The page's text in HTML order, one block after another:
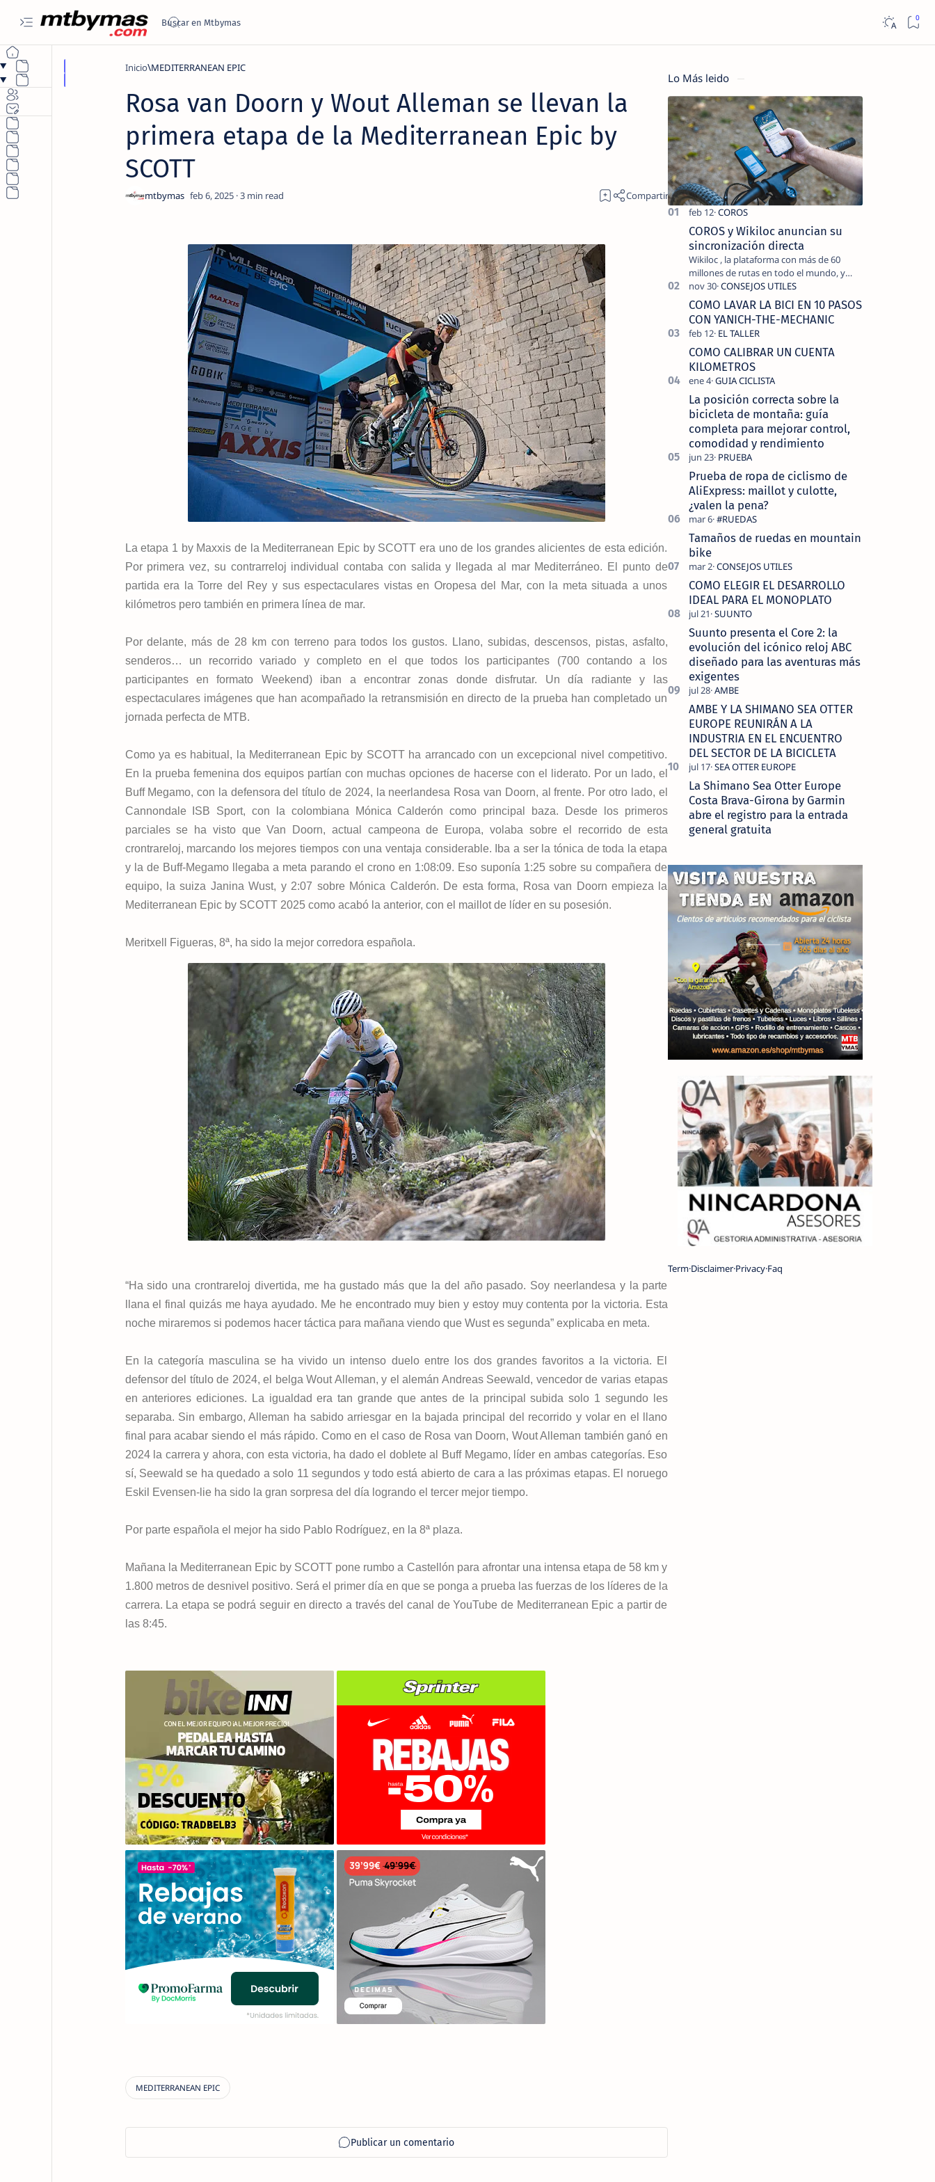
Inicio MEDITERRANEAN EPIC
Rosa van Doorn y Wout Alleman se llevan la
primera etapa de la Mediterranean Epic by
SCOTT
3
La etapa 1 by Maxxis de la Mediterranean Epic by SCOTT era uno de los grandes alicientes de esta edición.
Por primera vez, su contrarreloj individual contaba con salida y llegada al mar Mediterráneo. El punto de
partida era la Torre del Rey y sus espectaculares vistas en Oropesa del Mar, con la meta situada a unos
kilómetros pero también en primera línea de mar.
Por delante, más de 28 km con terreno para todos los gustos. Llano, subidas, descensos, pistas, asfalto,
senderos… un recorrido variado y completo en el que todos los participantes (700 contando a los
participantes en formato Weekend) iban a encontrar zonas donde disfrutar. Un día radiante y las
espectaculares imágenes que han acompañado la retransmisión en directo de la prueba han completado un
jornada perfecta de MTB.
Como ya es habitual, la Mediterranean Epic by SCOTT ha arrancado con un excepcional nivel competitivo.
En la prueba femenina dos equipos partían con muchas opciones de hacerse con el liderato. Por un lado, el
Buff Megamo, con la defensora del título de 2024, la neerlandesa Rosa van Doorn, al frente. Por otro lado, el
Cannondale ISB Sport, con la colombiana Mónica Calderón como principal baza. Desde los primeros
parciales se ha visto que Van Doorn, actual campeona de Europa, volaba sobre el recorrido de esta
crontrareloj, marcando los mejores tiempos con una ventaja considerable. Iba a ser la tónica de toda la etapa
y la de Buff-Megamo llegaba a meta parando el crono en 1:08:09. Eso suponía 1:25 sobre su compañera de
equipo, la suiza Janina Wust, y 2:07 sobre Mónica Calderón. De esta forma, Rosa van Doorn empieza la
Mediterranean Epic by SCOTT 2025 como acabó la anterior, con el maillot de líder en su posesión.
Meritxell Figueras, 8ª, ha sido la mejor corredora española.
“Ha sido una crontrareloj divertida, me ha gustado más que la del año pasado. Soy neerlandesa y la parte
llana el final quizás me haya ayudado. Me he encontrado muy bien y estoy muy contenta por la victoria. Esta
noche miraremos si podemos hacer táctica para mañana viendo que Wust es segunda” explicaba en meta.
En la categoría masculina se ha vivido un intenso duelo entre los dos grandes favoritos a la victoria. El
defensor del título de 2024, el belga Wout Alleman, y el alemán Andreas Seewald, vencedor de varias etapas
en anteriores ediciones. La igualdad era tan grande que antes de la principal subida solo 1 segundo les
separaba. Sin embargo, Alleman ha sabido arriesgar en la bajada principal del recorrido y volar en el llano
final para acabar siendo el más rápido. Como en el caso de Rosa van Doorn, Wout Alleman también ganó en
2024 la carrera y ahora, con esta victoria, ha dado el doblete al Buff Megamo, líder en ambas categorías. Eso
sí, Seewald se ha quedado a solo 11 segundos y todo está abierto de cara a las próximas etapas. El noruego
Eskil Evensen-lie ha sido la gran sorpresa del día logrando el tercer mejor tiempo.
Por parte española el mejor ha sido Pablo Rodríguez, en la 8ª plaza.
Mañana la Mediterranean Epic by SCOTT pone rumbo a Castellón para afrontar una intensa etapa de 58 km y
1.800 metros de desnivel positivo. Será el primer día en que se ponga a prueba las fuerzas de los líderes de la
carrera. La etapa se podrá seguir en directo a través del canal de YouTube de Mediterranean Epic a partir de
las 8:45.
Lo Más leido
COROS y Wikiloc anuncian su
sincronización directa
Wikiloc , la plataforma con más de 60
millones de rutas en todo el mundo, y
COROS , marca de dispositivos GPS
reconocida mundialmente por su
tecnolo…
COMO LAVAR LA BICI EN 10 PASOS
CON YANICH-THE-MECHANIC
COMO CALIBRAR UN CUENTA
KILOMETROS
La posición correcta sobre la
bicicleta de montaña: guía
completa para mejorar control,
comodidad y rendimiento
Prueba de ropa de ciclismo de
AliExpress: maillot y culotte,
¿valen la pena?
Tamaños de ruedas en mountain
bike
COMO ELEGIR EL DESARROLLO
IDEAL PARA EL MONOPLATO
Suunto presenta el Core 2: la
evolución del icónico reloj ABC
diseñado para las aventuras más
exigentes
AMBE Y LA SHIMANO SEA OTTER
EUROPE REUNIRÁN A LA
INDUSTRIA EN EL ENCUENTRO
DEL SECTOR DE LA BICICLETA
La Shimano Sea Otter Europe
Costa Brava-Girona by Garmin
abre el registro para la entrada
general gratuita
TermDisclaimerPrivacyFaq